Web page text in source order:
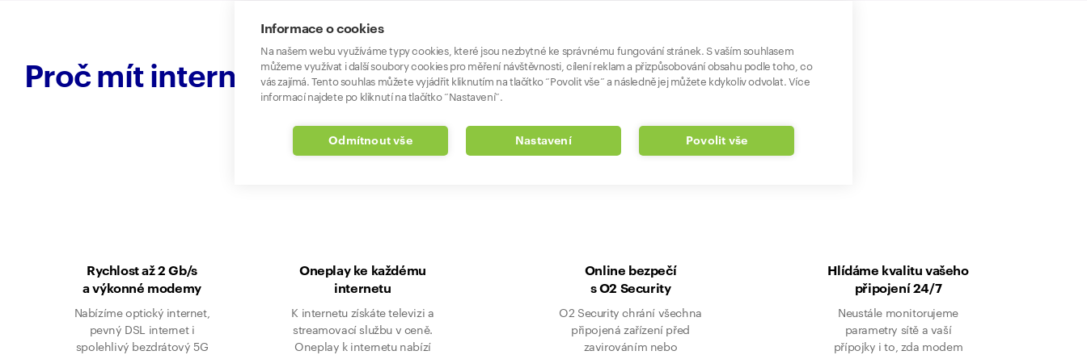
Proč mít internet u O2
Rychlost až 2 Gb/s
a výkonné modemy
Nabízíme optický internet,
pevný DSL internet i
spolehlivý bezdrátový 5G
Oneplay ke každému
internetu
K internetu získáte televizi a
streamovací službu v ceně.
Oneplay k internetu nabízí
Online bezpečí
s O2 Security
O2 Security chrání všechna
připojená zařízení před
zavirováním nebo
Hlídáme kvalitu vašeho
připojení 24/7
Neustále monitorujeme
parametry sítě a vaší
přípojky i to, zda modem
Informace o cookies
Na našem webu využíváme typy cookies, které jsou nezbytné ke správnému fungování stránek. S vaším souhlasem
můžeme využívat i další soubory cookies pro měření návštěvnosti, cílení reklam a přizpůsobování obsahu podle toho, co
vás zajímá. Tento souhlas můžete vyjádřit kliknutím na tlačítko “Povolit vše” a následně jej můžete kdykoliv odvolat. Více
informací najdete po kliknutí na tlačítko “Nastavení”.
Povolit vše
Nastavení
Odmítnout vše